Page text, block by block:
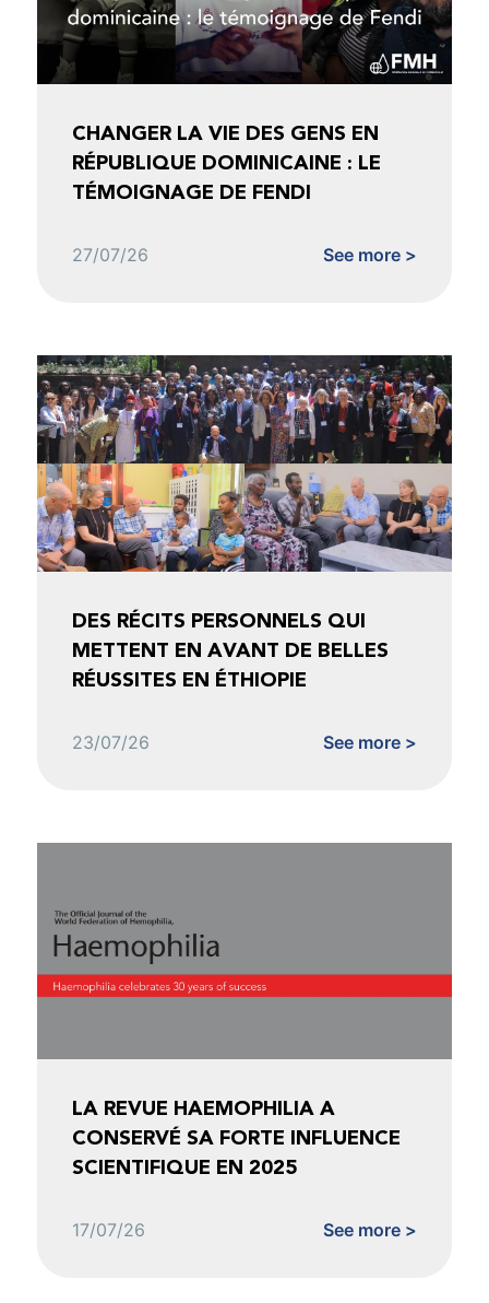
CHANGER LA VIE DES GENS EN
RÉPUBLIQUE DOMINICAINE : LE
TÉMOIGNAGE DE FENDI
27/07/26 See more >
DES RÉCITS PERSONNELS QUI
METTENT EN AVANT DE BELLES
RÉUSSITES EN ÉTHIOPIE
23/07/26 See more >
LA REVUE HAEMOPHILIA A
CONSERVÉ SA FORTE INFLUENCE
SCIENTIFIQUE EN 2025
17/07/26 See more >